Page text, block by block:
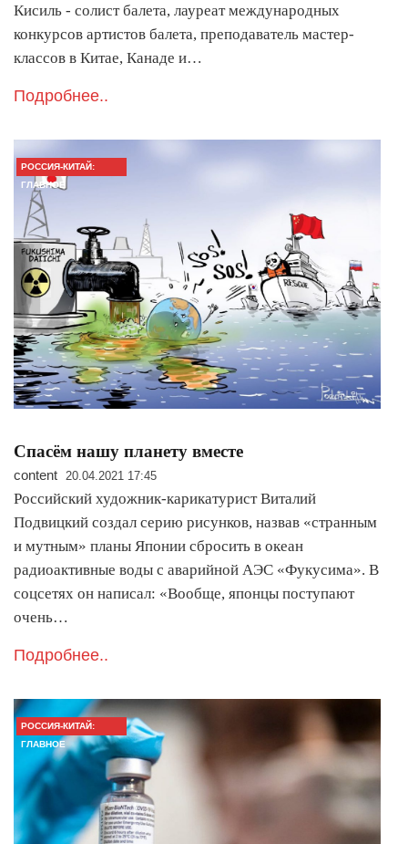
Кисиль - солист балета, лауреат международных
конкурсов артистов балета, преподаватель мастер-
классов в Китае, Канаде и…
Подробнее..
РОССИЯ-КИТАЙ:
ГЛАВНОЕ
Спасём нашу планету вместе
content 20.04.2021 17:45
Российский художник-карикатурист Виталий
Подвицкий создал серию рисунков, назвав «странным
и мутным» планы Японии сбросить в океан
радиоактивные воды с аварийной АЭС «Фукусима». В
соцсетях он написал: «Вообще, японцы поступают
очень…
Подробнее..
РОССИЯ-КИТАЙ:
ГЛАВНОЕ